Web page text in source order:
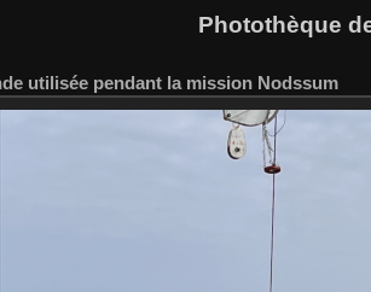
Photothèque
utilisée pendant la mission Nodssum